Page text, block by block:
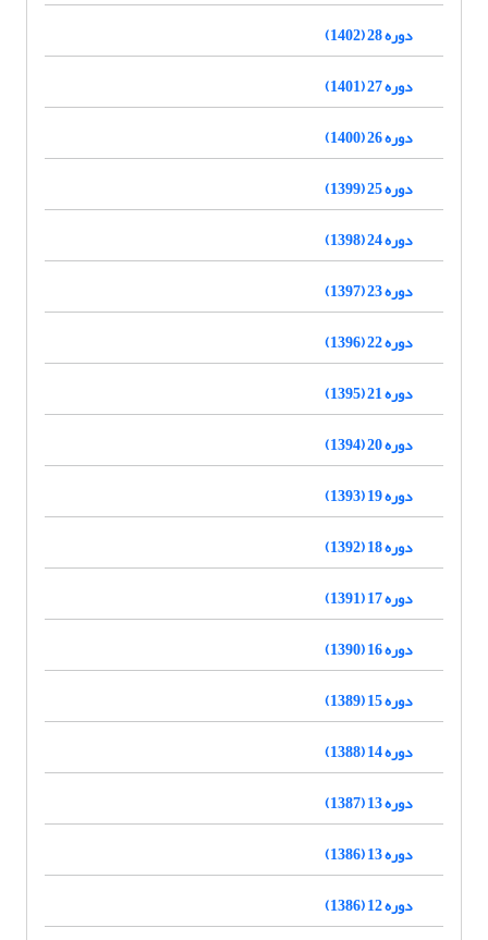
دوره 28 (1402)
دوره 27 (1401)
دوره 26 (1400)
دوره 25 (1399)
دوره 24 (1398)
دوره 23 (1397)
دوره 22 (1396)
دوره 21 (1395)
دوره 20 (1394)
دوره 19 (1393)
دوره 18 (1392)
دوره 17 (1391)
دوره 16 (1390)
دوره 15 (1389)
دوره 14 (1388)
دوره 13 (1387)
دوره 13 (1386)
دوره 12 (1386)